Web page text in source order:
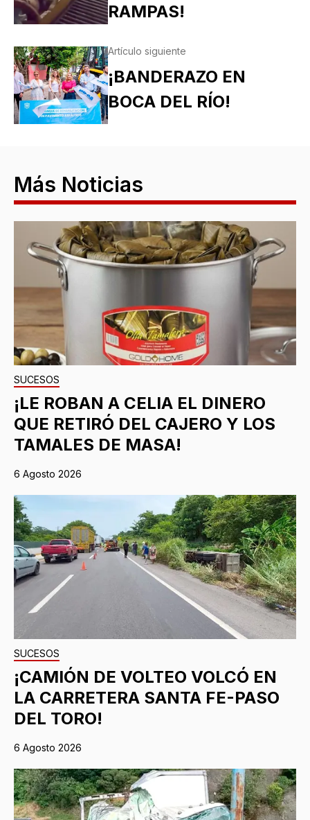
RAMPAS!
Artículo siguiente
¡BANDERAZO EN
BOCA DEL RÍO!
Más Noticias
SUCESOS
¡LE ROBAN A CELIA EL DINERO
QUE RETIRÓ DEL CAJERO Y LOS
TAMALES DE MASA!
6 Agosto 2026
SUCESOS
¡CAMIÓN DE VOLTEO VOLCÓ EN
LA CARRETERA SANTA FE-PASO
DEL TORO!
6 Agosto 2026